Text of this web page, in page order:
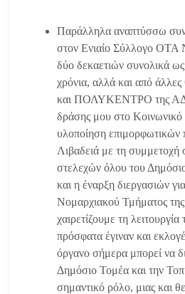
Παράλληλα αναπτύσσω
στον Ενιαίο Σύλλογο ΟΤΑ
δύο δεκαετιών συνολικά
χρόνια, αλλά και από
και ΠΟΛΥΚΕΝΤΡΟ της
δράσης μου στο
υλοποίηση
Λιβαδειά με τη συμμετοχή
στελεχών όλου του
και η έναρξη διεργασιών
Νομαρχιακού Τμήματος
χαιρετίζουμε τη λειτουργία
πρόσφατα έγιναν και
όργανο σήμερα μπορεί να
Δημόσιο Τομέα και την
σημαντικό ρόλο, μιας και